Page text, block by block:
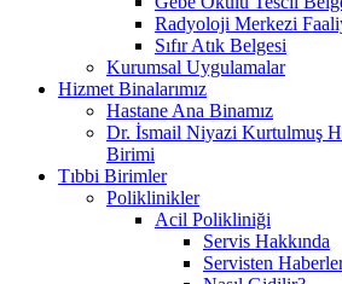
Radyoloji Merkezi
Sıfır Atık Belgesi
Kurumsal Uygulamalar
Hizmet Binalarımız
Hastane Ana Binamız
Dr. İsmail Niyazi Kurtulmuş
Birimi
Tıbbi Birimler
Poliklinikler
Acil Polikliniği
Servis Hakkında
Servisten